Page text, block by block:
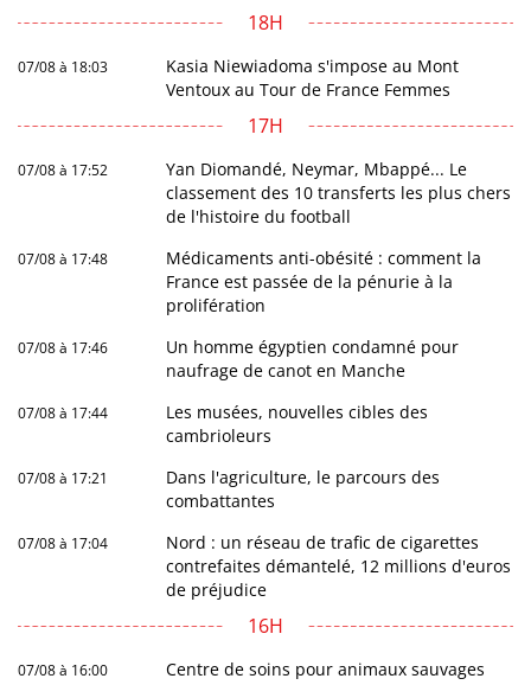
18H
07/08 à 18:03
Kasia Niewiadoma s'impose au Mont
Ventoux au Tour de France Femmes
17H
07/08 à 17:52
Yan Diomandé, Neymar, Mbappé... Le
classement des 10 transferts les plus chers
de l'histoire du football
07/08 à 17:48
Médicaments anti-obésité : comment la
France est passée de la pénurie à la
prolifération
07/08 à 17:46
Un homme égyptien condamné pour
naufrage de canot en Manche
07/08 à 17:44
Les musées, nouvelles cibles des
cambrioleurs
07/08 à 17:21
Dans l'agriculture, le parcours des
combattantes
07/08 à 17:04
Nord : un réseau de trafic de cigarettes
contrefaites démantelé, 12 millions d'euros
de préjudice
16H
07/08 à 16:00
Centre de soins pour animaux sauvages